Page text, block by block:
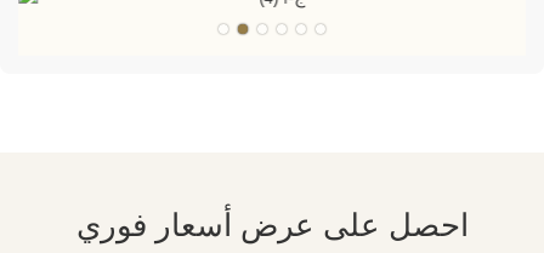
احصل على عرض أسعار فوري